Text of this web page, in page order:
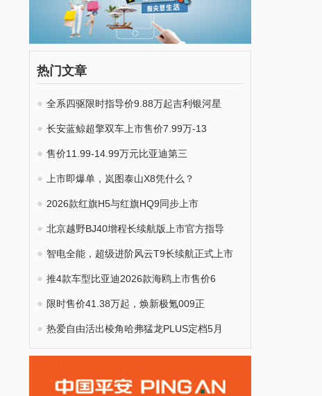
热门文章
全系四驱限时指导价9.88万起吉利银河星
长安蓝鲸超擎双车上市售价7.99万-13
售价11.99-14.99万元比亚迪第三
上市即爆单，岚图泰山X8凭什么？
2026款红旗H5与红旗HQ9同步上市
北京越野BJ40增程长续航版上市官方指导
智电全能，超级进阶风云T9长续航正式上市
推4款车型比亚迪2026款海鸥上市售价6
限时售价41.38万起，焕新极氪009正
热爱自由活出棱角哈弗猛龙PLUS定档5月